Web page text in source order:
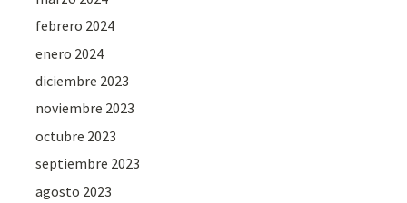
febrero 2024
enero 2024
diciembre 2023
noviembre 2023
octubre 2023
septiembre 2023
agosto 2023